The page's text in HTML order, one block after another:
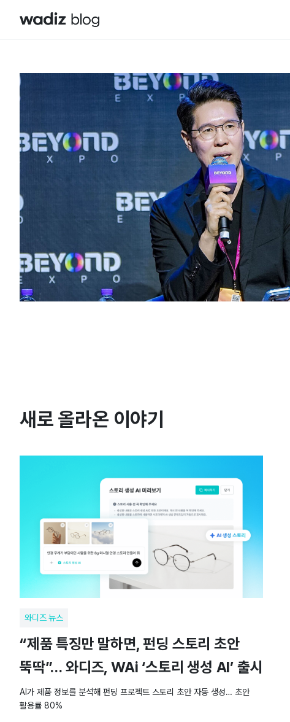
새로 올라온 이야기
와디즈 뉴스
“제품 특징만 말하면, 펀딩 스토리 초안
뚝딱”… 와디즈, WAi ‘스토리 생성 AI’ 출시
AI가 제품 정보를 분석해 펀딩 프로젝트 스토리 초안 자동 생성… 초안
활용률 80%